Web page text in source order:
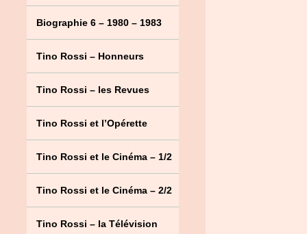
Biographie 6 – 1980 – 1983
Tino Rossi – Honneurs
Tino Rossi – les Revues
Tino Rossi et l’Opérette
Tino Rossi et le Cinéma – 1/2
Tino Rossi et le Cinéma – 2/2
Tino Rossi – la Télévision